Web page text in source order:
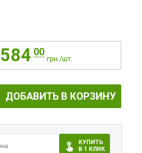
00
грн./шт.
ДОБАВИТЬ В КОРЗИНУ
КУПИТЬ
В 1 КЛИК